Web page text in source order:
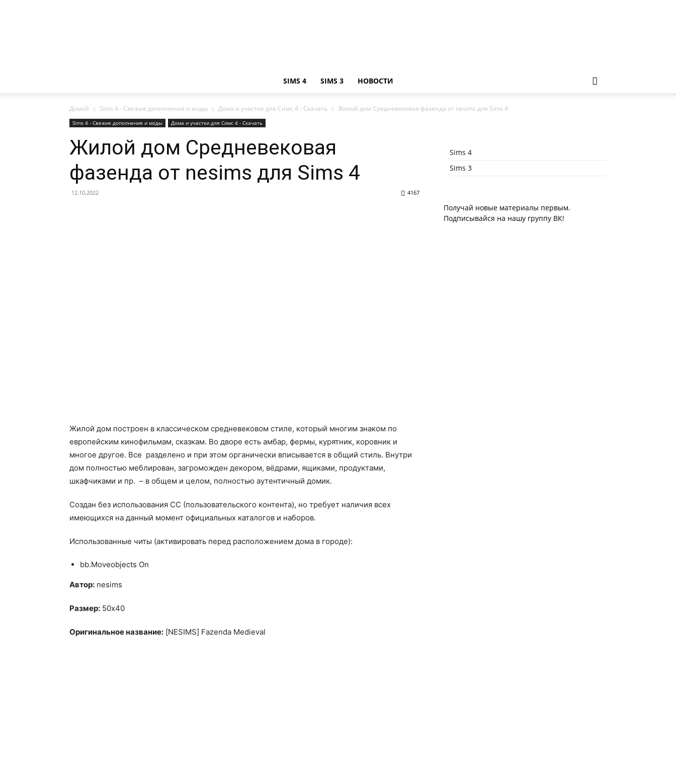
SIMS 4 SIMS 3 НОВОСТИ
Домой Sims 4 - Свежие дополнения и моды Дома и участки для Симс 4 - Скачать Жилой дом Средневековая фазенда от nesims для Sims 4
Sims 4 - Свежие дополнения и моды Дома и участки для Симс 4 - Скачать
Жилой дом Средневековая
фазенда от nesims для Sims 4
12.10.2022 4167
Жилой дом построен в классическом средневековом стиле, который многим знаком по
европейским кинофильмам, сказкам. Во дворе есть амбар, фермы, курятник, коровник и
многое другое. Все разделено и при этом органически вписывается в общий стиль. Внутри
дом полностью меблирован, загроможден декором, вёдрами, ящиками, продуктами,
шкафчиками и пр. – в общем и целом, полностью аутентичный домик.
Создан без использования CC (пользовательского контента), но требует наличия всех
имеющихся на данный момент официальных каталогов и наборов.
Использованные читы (активировать перед расположением дома в городе):
bb.Moveobjects On
Автор: nesims
Размер: 50х40
Оригинальное название: [NESIMS] Fazenda Medieval
Sims 4
Sims 3
Получай новые материалы первым.
Подписывайся на нашу группу ВК!